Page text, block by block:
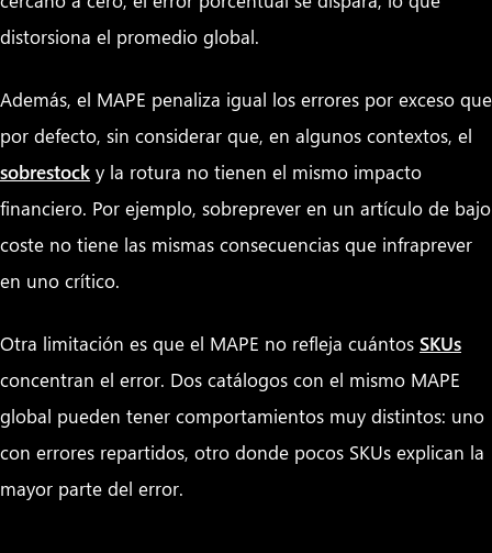
distorsiona el promedio global.
Además, el MAPE penaliza igual los errores por exceso que
por defecto, sin considerar que, en algunos contextos, el
sobrestock y la rotura no tienen el mismo impacto
financiero. Por ejemplo, sobreprever en un artículo de bajo
coste no tiene las mismas consecuencias que infraprever
en uno crítico.
Otra limitación es que el MAPE no refleja cuántos SKUs
concentran el error. Dos catálogos con el mismo MAPE
global pueden tener comportamientos muy distintos: uno
con errores repartidos, otro donde pocos SKUs explican la
mayor parte del error.